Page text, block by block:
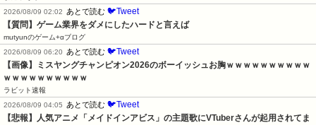
2026/08/09 02:02
あとで読む 🐦Tweet
【質問】ゲーム業界をダメにしたハードと言えば
mutyunのゲーム+αブログ
2026/08/09 06:20
あとで読む 🐦Tweet
【画像】ミスヤングチャンピオン2026のボーイッシュお胸ｗｗｗｗｗｗｗｗｗｗ
ｗｗｗｗｗｗｗｗｗｗ
ラビット速報
2026/08/09 04:05
あとで読む 🐦Tweet
【悲報】人気アニメ「メイドインアビス」の主題歌にVTuberさんが起用されてま